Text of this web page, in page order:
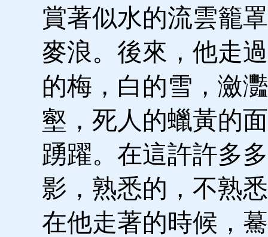
賞著似水的流雲籠
麥浪。後來，他走
的梅，白的雪，瀲
壑，死人的蠟黃的
踴躍。在這許許多
影，熟悉的，不熟
在他走著的時候，